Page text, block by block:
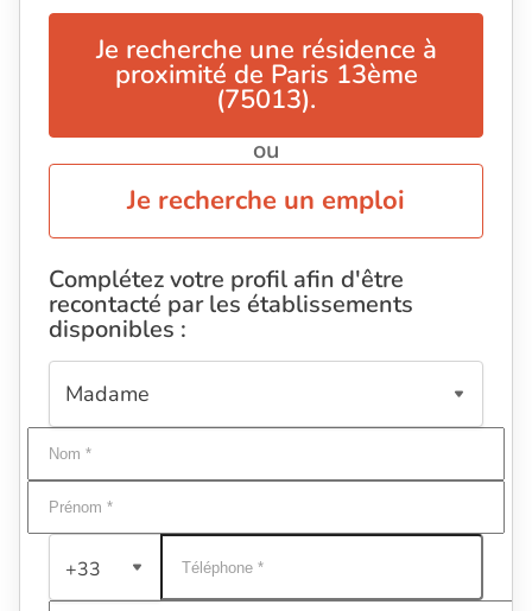
Je recherche une résidence à
proximité de Paris 13ème
(75013).
ou
Je recherche un emploi
Complétez votre profil afin d'être
recontacté par les établissements
disponibles :
+33